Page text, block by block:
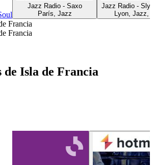
Jazz Radio - Saxo
París, Jazz
Jazz Radio - Sly
Lyon, Jazz,
Francia
Francia
de Isla de Francia